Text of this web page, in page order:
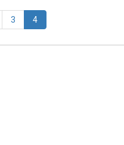
3 4(current)